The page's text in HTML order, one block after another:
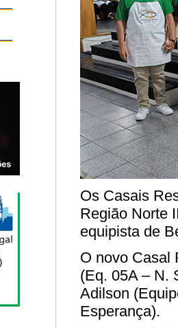
Os Casais
Região Norte
equipista de
O novo Casal
(Eq. 05A – N.
Adilson
Esperança).